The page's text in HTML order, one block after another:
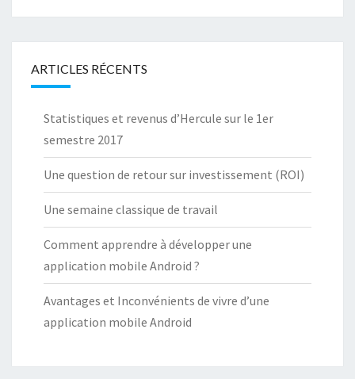
ARTICLES RÉCENTS
Statistiques et revenus d’Hercule sur le 1er
semestre 2017
Une question de retour sur investissement (ROI)
Une semaine classique de travail
Comment apprendre à développer une
application mobile Android ?
Avantages et Inconvénients de vivre d’une
application mobile Android